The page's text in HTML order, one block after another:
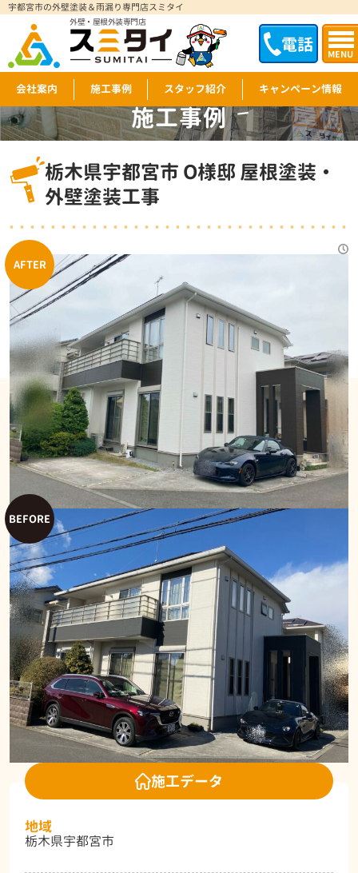
電話 MENU
宇都宮市の外壁塗装＆雨漏り専門店スミタイ
外壁・屋根外装専門店
会社案内 施工事例 スタッフ紹介 キャンペーン情報
施工事例
WORKS
栃木県宇都宮市 O様邸 屋根塗装・
外壁塗装工事
施工データ
地域
栃木県宇都宮市